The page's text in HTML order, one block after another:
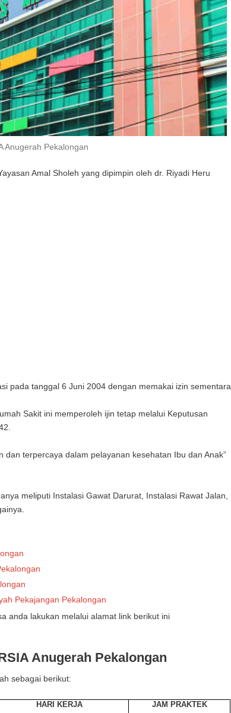
Anugerah Pekalongan
Amal Sholeh yang dipimpin oleh dr. Riyadi Heru
pada tanggal 6 Juni 2004 dengan memakai izin sementara.
Sakit ini memperoleh ijin tetap melalui Keputusan
dan terpercaya dalam pelayanan kesehatan Ibu dan Anak”
meliputi Instalasi Gawat Darurat, Instalasi Rawat Jalan,
Pekajangan Pekalongan
anda lakukan melalui alamat link berikut ini
Anugerah Pekalongan
sebagai berikut:
HARI KERJA JAM PRAKTEK